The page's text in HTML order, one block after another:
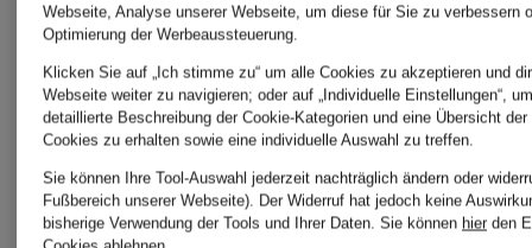
Hose
MARGIE
im
169,99 €
im
Jogging-
159,99 €
Webseite, Analyse unserer Webseite, um diese für Sie zu verbessern
Optimierung der Werbeaussteuerung.
Klicken Sie auf „Ich stimme zu“ um alle Cookies zu akzeptieren und
Webseite weiter zu navigieren; oder auf „Individuelle Einstellungen“,
detaillierte Beschreibung der Cookie-Kategorien und eine Übersicht
Cookies zu erhalten sowie eine individuelle Auswahl zu treffen.
Sie können Ihre Tool-Auswahl jederzeit nachträglich ändern oder
Fußbereich unserer Webseite). Der Widerruf hat jedoch keine
bisherige Verwendung der Tools und Ihrer Daten. Sie können hier den